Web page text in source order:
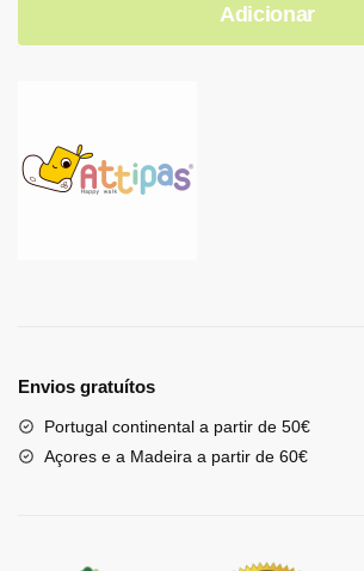
Adicionar
Envios gratuítos
Portugal continental a partir de 50€
Açores e a Madeira a partir de 60€